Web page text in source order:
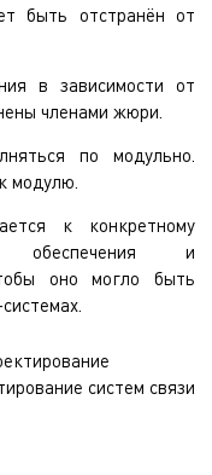
быть отстранён от
в зависимости от
членами жюри.
по модульно.
модулю.
к конкретному
обеспечения и
оно могло быть
систем связи